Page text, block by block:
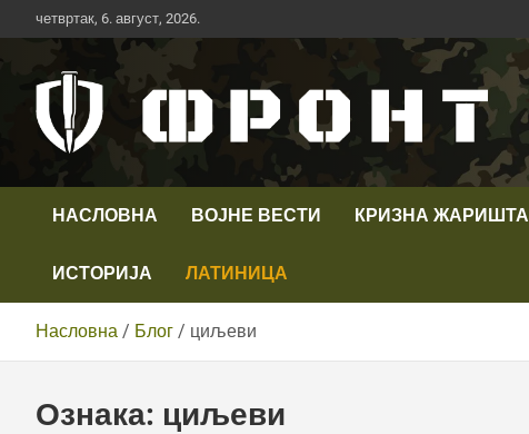
Скип
то
четвртак, 6. август, 2026.
Телевизија ФРОНТ
НАСЛОВНА ВОЈНЕ ВЕСТИ КРИЗНА ЖАРИШТА
ИСТОРИЈА ЛАТИНИЦА
Насловна Блог циљеви
Ознака: циљеви